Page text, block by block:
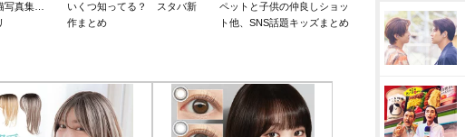
写真集…
いくつ知ってる？ スタバ新
作まとめ
ペットと子供の仲良しショッ
ト他、SNS話題キッズまとめ